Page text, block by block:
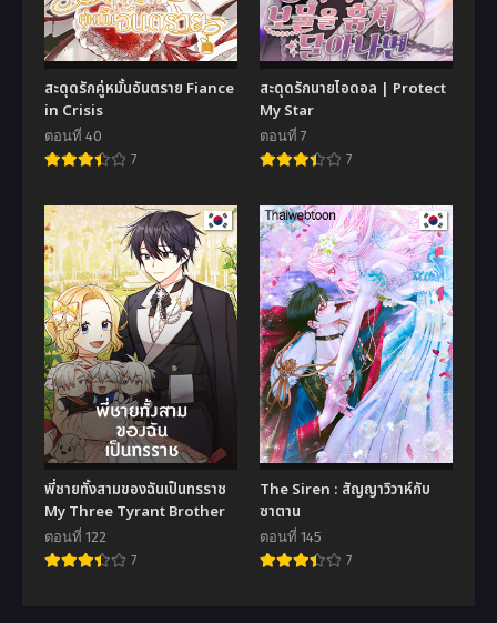
สะดุดรักคู่หมั้นอันตราย Fiance
in Crisis
ตอนที่ 40
7
สะดุดรักนายไอดอล | Protect
My Star
ตอนที่ 7
7
พี่ชายทั้งสามของฉันเป็นทรราช
My Three Tyrant Brother
ตอนที่ 122
7
The Siren : สัญญาวิวาห์กับ
ซาตาน
ตอนที่ 145
7